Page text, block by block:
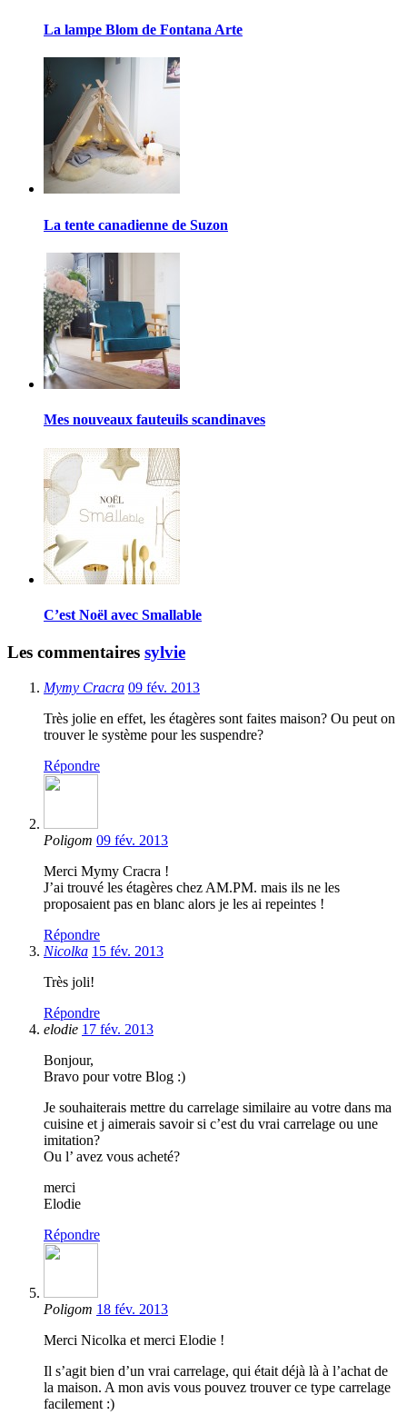
La lampe Blom de Fontana Arte
La tente canadienne de Suzon
Mes nouveaux fauteuils scandinaves
C’est Noël avec Smallable
Les commentaires sylvie
Mymy Cracra 09 fév. 2013
Très jolie en effet, les étagères sont faites maison? Ou peut on
trouver le système pour les suspendre?
Répondre
Poligom 09 fév. 2013
Merci Mymy Cracra !
J’ai trouvé les étagères chez AM.PM. mais ils ne les
proposaient pas en blanc alors je les ai repeintes !
Répondre
Nicolka 15 fév. 2013
Très joli!
Répondre
elodie 17 fév. 2013
Bonjour,
Bravo pour votre Blog :)
Je souhaiterais mettre du carrelage similaire au votre dans ma
cuisine et j aimerais savoir si c’est du vrai carrelage ou une
imitation?
Ou l’ avez vous acheté?
merci
Elodie
Répondre
Poligom 18 fév. 2013
Merci Nicolka et merci Elodie !
Il s’agit bien d’un vrai carrelage, qui était déjà là à l’achat de
la maison. A mon avis vous pouvez trouver ce type carrelage
facilement :)